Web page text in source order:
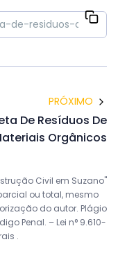
PRÓXIMO
De Resíduos De
Orgânicos
Civil em Suzano"
ou total, mesmo
do autor. Plágio
Penal. – Lei n° 9.610-
.